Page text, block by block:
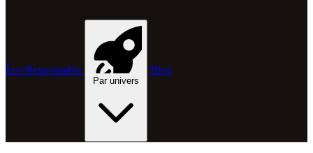
Éco Responsable
Par univers
Blog